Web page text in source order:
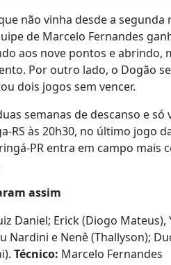
não vinha desde a
de Marcelo Fernandes
aos nove pontos e
Por outro lado, o Dogão
dois jogos sem vencer.
semanas de descanso e
RS às 20h30, no último jogo
PR entra em campo mais
assim
Daniel; Erick (Diogo
Nardini e Nenê (Thallyson);
Técnico: Marcelo Fernandes